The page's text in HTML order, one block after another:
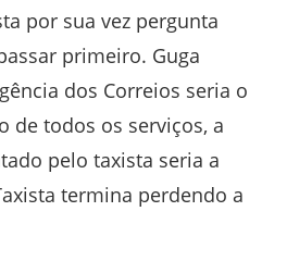
por sua vez pergunta
primeiro. Guga
dos Correios seria o
de todos os serviços, a
pelo taxista seria a
termina perdendo a